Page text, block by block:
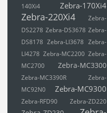
140Xi4
Zebra-170Xi4
Zebra-220Xi4
Zebra-
DS2278 Zebra-DS3678 Zebra-
DS8178 Zebra-LI3678 Zebra-
LI4278 Zebra-MC2200 Zebra-
MC2700
Zebra-MC3300
Zebra-MC3390R
Zebra-
MC92N0
Zebra-MC9300
Zebra-RFD90 Zebra-ZD220